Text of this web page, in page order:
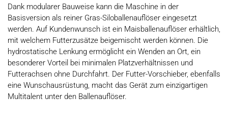
Dank modularer Bauweise kann die Maschine in der
Basisversion als reiner Gras-Siloballenauflöser eingesetzt
werden. Auf Kundenwunsch ist ein Maisballenauflöser erhältlich,
mit welchem Futterzusätze beigemischt werden können. Die
hydrostatische Lenkung ermöglicht ein Wenden an Ort, ein
besonderer Vorteil bei minimalen Platzverhältnissen und
Futterachsen ohne Durchfahrt. Der Futter-Vorschieber, ebenfalls
eine Wunschausrüstung, macht das Gerät zum einzigartigen
Multitalent unter den Ballenauflöser.